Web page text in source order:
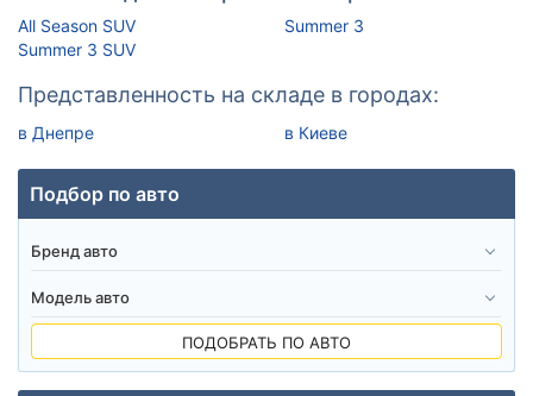
All Season SUV
Summer 3
Summer 3 SUV
Представленность на складе в городах:
в Днепре в Киеве
Подбор по авто
ПОДОБРАТЬ ПО АВТО